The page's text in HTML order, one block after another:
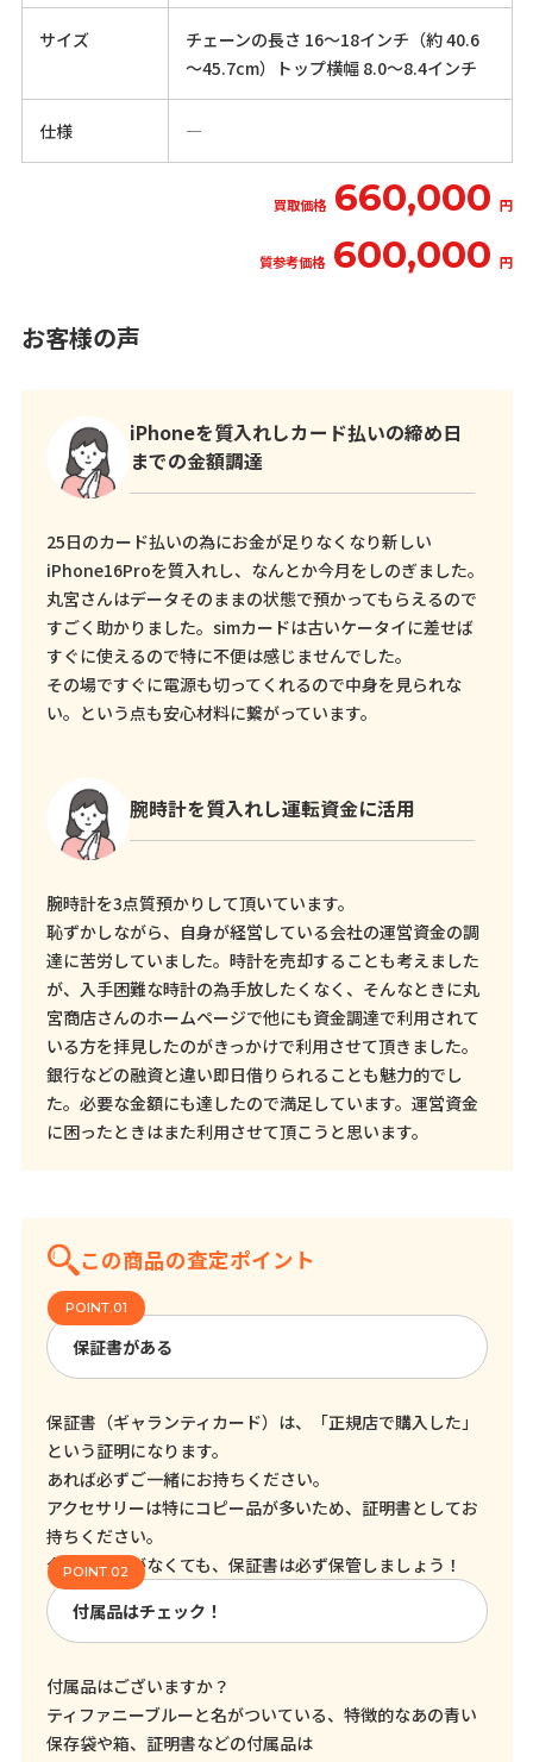
サイズ
チェーンの長さ 16〜18インチ（約 40.6
～45.7cm）トップ横幅 8.0～8.4インチ
仕様 ―
買取価格 660,000 円
質参考価格 600,000 円
お客様の声
iPhoneを質入れしカード払いの締め日
までの金額調達
25日のカード払いの為にお金が足りなくなり新しい
iPhone16Proを質入れし、なんとか今月をしのぎました。
丸宮さんはデータそのままの状態で預かってもらえるので
すごく助かりました。simカードは古いケータイに差せば
すぐに使えるので特に不便は感じませんでした。
その場ですぐに電源も切ってくれるので中身を見られな
い。という点も安心材料に繋がっています。
腕時計を質入れし運転資金に活用
腕時計を3点質預かりして頂いています。
恥ずかしながら、自身が経営している会社の運営資金の調
達に苦労していました。時計を売却することも考えました
が、入手困難な時計の為手放したくなく、そんなときに丸
宮商店さんのホームページで他にも資金調達で利用されて
いる方を拝見したのがきっかけで利用させて頂きました。
銀行などの融資と違い即日借りられることも魅力的でし
た。必要な金額にも達したので満足しています。運営資金
に困ったときはまた利用させて頂こうと思います。
この商品の査定ポイント
保証書がある
保証書（ギャランティカード）は、「正規店で購入した」
という証明になります。
あれば必ずご一緒にお持ちください。
アクセサリーは特にコピー品が多いため、証明書としてお
持ちください。
今売る予定がなくても、保証書は必ず保管しましょう！
付属品はチェック！
付属品はございますか？
ティファニーブルーと名がついている、特徴的なあの青い
保存袋や箱、証明書などの付属品は